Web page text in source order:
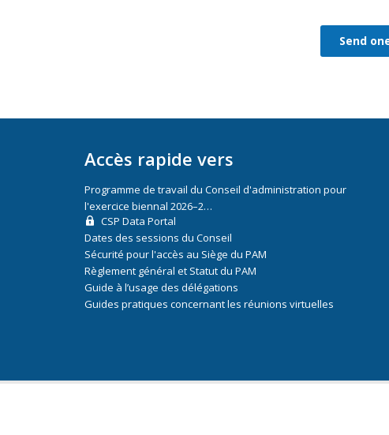
Accès rapide vers
Programme de travail du Conseil d'administration pour
l'exercice biennal 2026–2…
CSP Data Portal
Dates des sessions du Conseil
Sécurité pour l'accès au Siège du PAM
Règlement général et Statut du PAM
Guide à l’usage des délégations
Guides pratiques concernant les réunions virtuelles